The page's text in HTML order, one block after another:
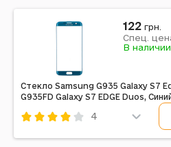
Стекло Samsung G935 Galaxy S7
G935FD Galaxy S7 EDGE Duos,
4
122 грн.
Спец.
В наличии